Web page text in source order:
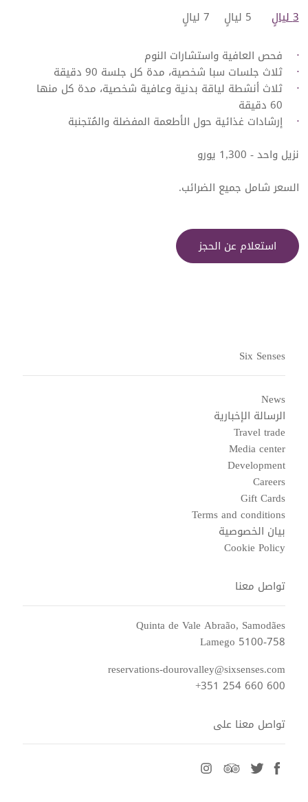
3 ليالٍ ​5 ليالٍ
7 ليالٍ
فحص العافية واستشارات النوم
ثلاث جلسات سبا شخصية، مدة كل جلسة 90 دقيقة
ثلاث أنشطة لياقة بدنية وعافية شخصية، مدة كل منها
60 دقيقة
إرشادات غذائية حول الأطعمة المفضلة والمُتجنبة
نزيل واحد - 1,300 يورو
السعر شامل جميع الضرائب.
استعلام عن الحجز
Six Senses
News
الرسالة الإخبارية
Travel trade
Media center
Development
Careers
Gift Cards
Terms and conditions
بيان الخصوصية
Cookie Policy
تواصل معنا
Quinta de Vale Abraão, Samodães
5100-758 Lamego
reservations-dourovalley@sixsenses.com
+351 254 660 600
تواصل معنا على
facebook
twitter
tripadvisor